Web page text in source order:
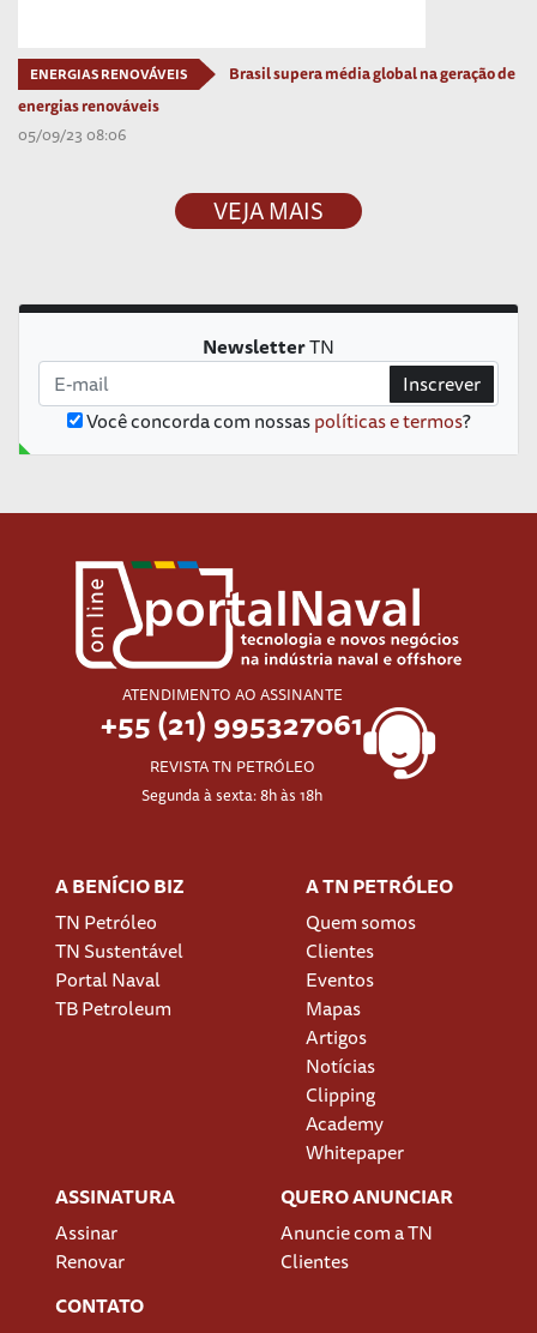
ENERGIAS RENOVÁVEIS
Brasil supera média global na geração de
energias renováveis
05/09/23 08:06
VEJA MAIS
NewsletterTN
Você concorda com nossaspolíticas e termos?
Inscrever
ATENDIMENTO AO ASSINANTE
+55 (21) 995327061
REVISTA TN PETRÓLEO
Segunda à sexta: 8h às 18h
A BENÍCIO BIZ
TN Petróleo
TN Sustentável
Portal Naval
TB Petroleum
A TN PETRÓLEO
Quem somos
Clientes
Eventos
Mapas
Artigos
Notícias
Clipping
Academy
Whitepaper
ASSINATURA
Assinar
Renovar
QUERO ANUNCIAR
Anuncie com a TN
Clientes
CONTATO